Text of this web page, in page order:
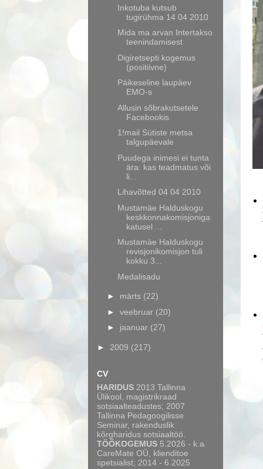
Inkotuba kutsub
tugirühma 14 04 2010
Mida ma arvan Intertakso
teenindamisest
Digiretsepti kogemus
(positiivne)
Päikeseline laupäev
EMO-s
Allusin sõbrakutsetele
Facebookis
1!mail Sütiste metsa
talgupäevale
Puudega inimesi ei tunta
ära: kas teadmatus või
li...
Lihavõtted 04 04 2010
Mustamäe Halduskogu
keskkonnakomisjoniga
katusel ...
Mustamäe Halduskogu
revisjonikomisjon tuli
kokku 3...
Medalisadu
► märts (22)
► veebruar (20)
► jaanuar (27)
► 2009 (217)
CV
HARIDUS 2013 Tallinna
Ülikool, magistrikraad
sotsiaalteadustes; 2007
Tallinna Pedagoogilisse
Seminar, rakenduslik
kõrgharidus sotsiaaltöö.
TÖÖKOGEMUS 5.2026 - k.a.
CareMate OÜ, klienditoe
spetsialist; 2014 - 6.2025